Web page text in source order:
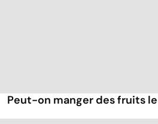
Peut-on manger des fruits le